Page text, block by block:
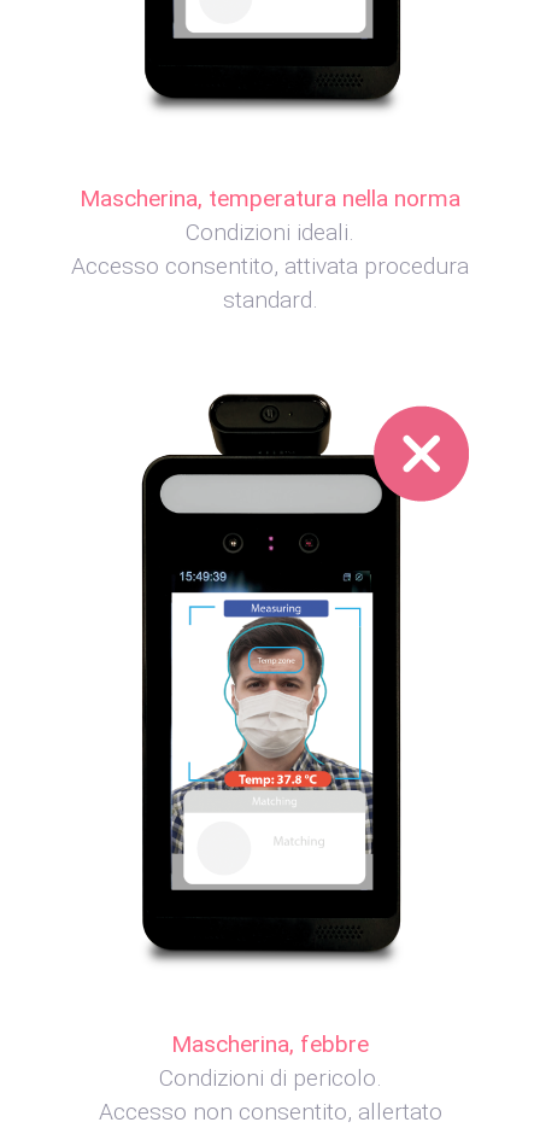
Mascherina, temperatura nella norma
Condizioni ideali.
Accesso consentito, attivata procedura
standard.
Mascherina, febbre
Condizioni di pericolo.
Accesso non consentito, allertato